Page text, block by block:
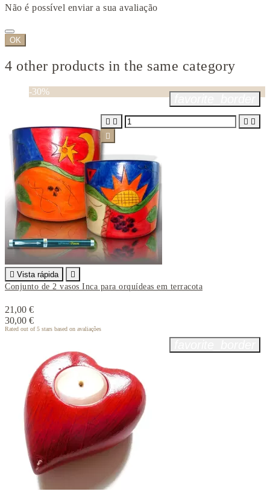
Não é possível enviar a sua avaliação
OK
4 other products in the same category
-30%
 Vista rápida

Conjunto de 2 vasos Inca para orquídeas em terracota
21,00 €
30,00 €
Rated out of 5 stars based on avaliações
   
